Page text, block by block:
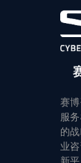
赛
服
的
业